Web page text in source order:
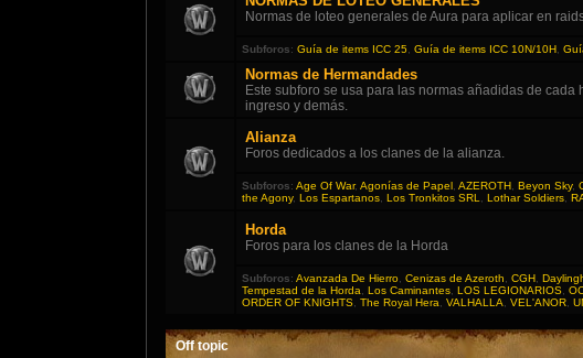
Normas de loteo generales de Aura para aplicar en
Subforos: Guía de items ICC 25 Guía de items ICC 10N/10H
Normas de Hermandades
Este subforo se usa para las normas añadidas de
ingreso y demás.
Alianza
Foros dedicados a los clanes de la alianza.
Subforos: Age Of War, Agonías de Papel AZEROTH Beyon Sky,
the Agony, Los Espartanos Los Tronkitos SRL Lothar Soldiers
Horda
Foros para los clanes de la Horda
Subforos: Avanzada De Hierro Cenizas de Azeroth CGH
Tempestad de la Horda
Los Caminantes LOS LEGIONARIOS
ORDER OF KNIGHTS The Royal Hera VALHALLA VEL'ANOR
Off topic